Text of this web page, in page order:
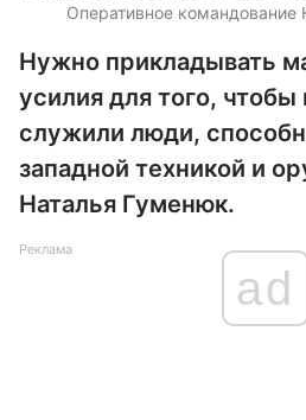
Оперативное
Нужно прикладывать
усилия для того,
служили люди,
западной техникой и
Наталья Гуменюк.
Реклама
ad